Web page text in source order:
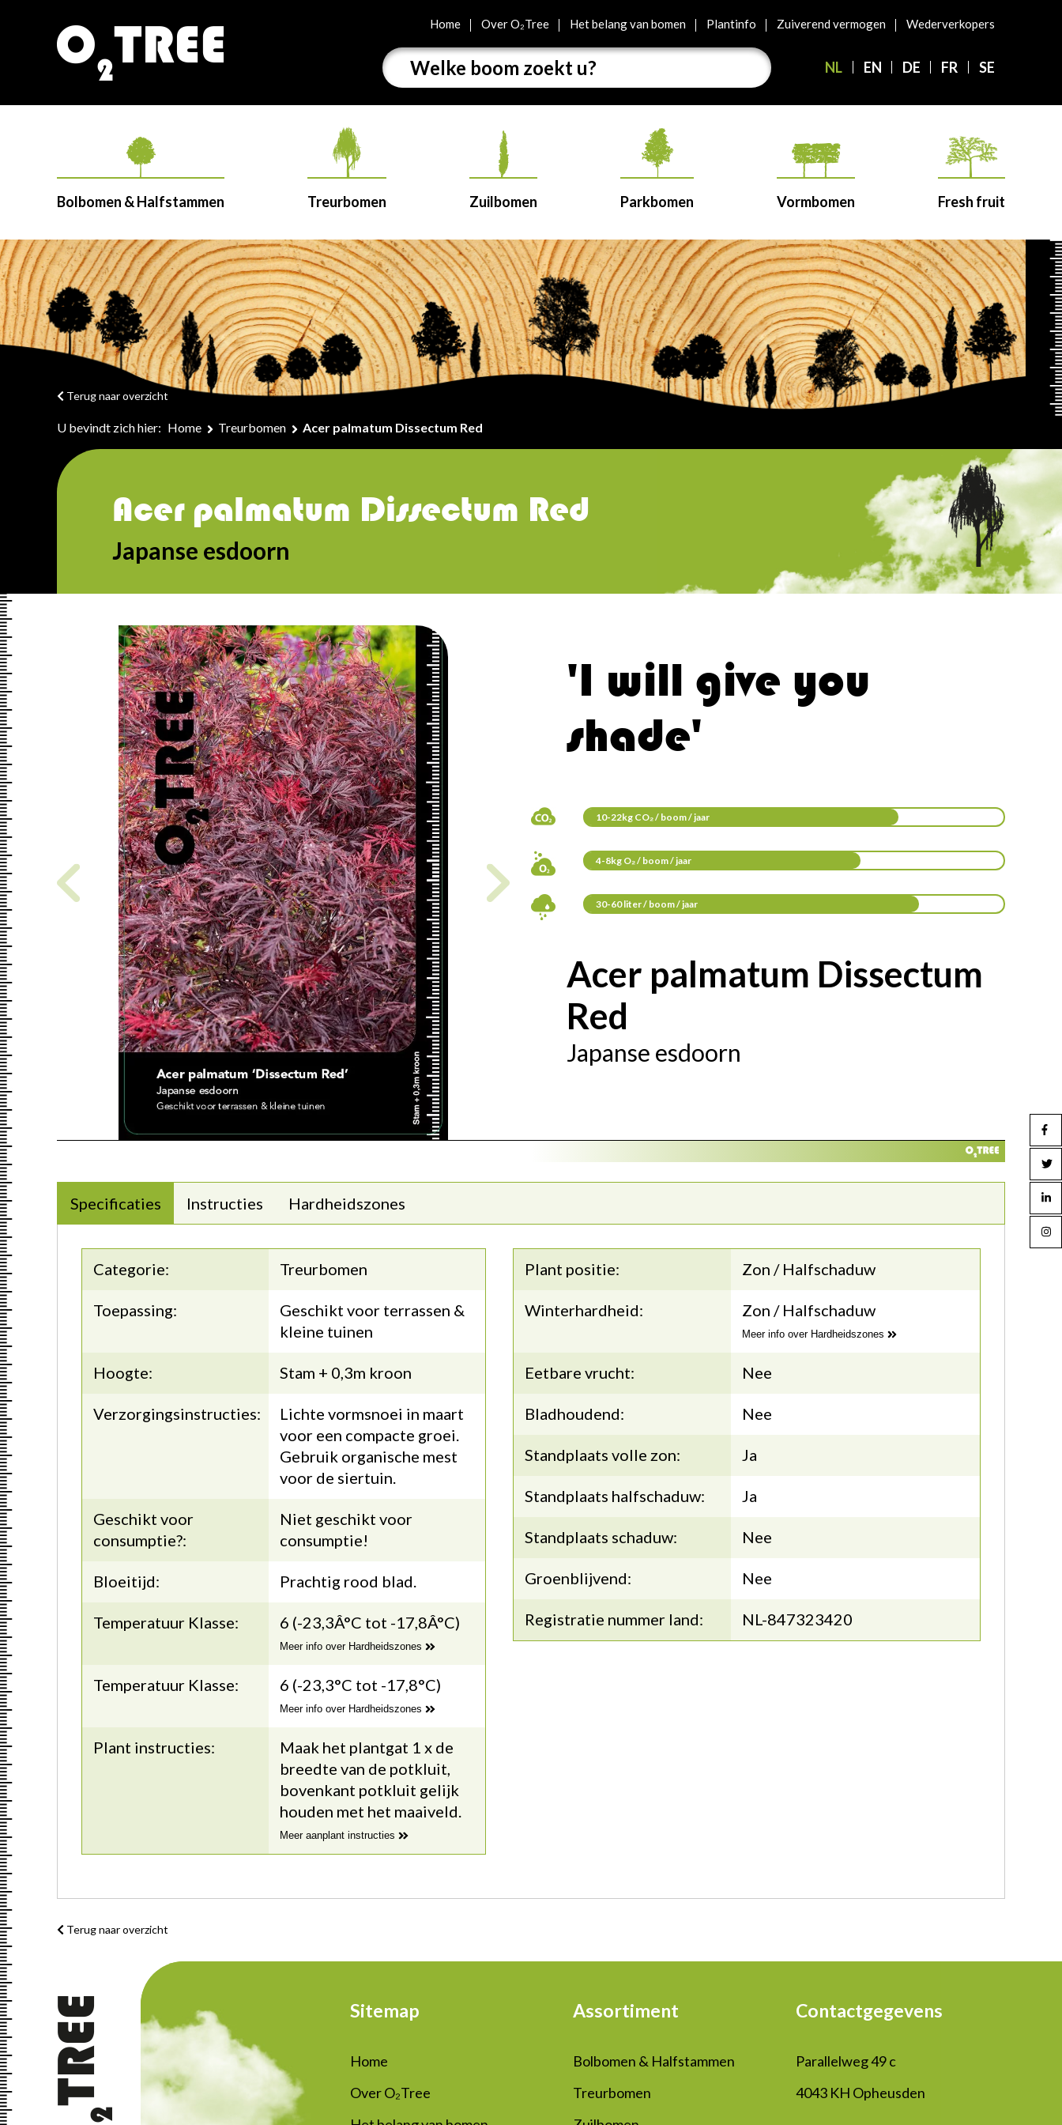
Home Over O₂Tree Het belang van bomen Plantinfo Zuiverend vermogen Wederverkopers
NL EN DE FR SE
Bolbomen & Halfstammen Treurbomen Zuilbomen Parkbomen Vormbomen Fresh fruit
U bevindt zich hier: Home Treurbomen Acer palmatum Dissectum Red
Terug naar overzicht
Acer palmatum Dissectum Red
Japanse esdoorn
'I will give you
shade'
10-22kg CO₂ / boom / jaar
4-8kg O₂ / boom / jaar
30-60 liter / boom / jaar
Acer palmatum Dissectum
Red
Japanse esdoorn
Specificaties Instructies Hardheidszones
Categorie: Treurbomen
Toepassing:
Geschikt voor terrassen &
kleine tuinen
Hoogte: Stam + 0,3m kroon
Verzorgingsinstructies:
Lichte vormsnoei in maart
voor een compacte groei.
Gebruik organische mest
voor de siertuin.
Geschikt voor
consumptie?:
Niet geschikt voor
consumptie!
Bloeitijd: Prachtig rood blad.
Temperatuur Klasse: 6 (-23,3Â°C tot -17,8Â°C)
Meer info over Hardheidszones
Temperatuur Klasse: 6 (-23,3°C tot -17,8°C)
Meer info over Hardheidszones
Plant instructies:
Maak het plantgat 1 x de
breedte van de potkluit,
bovenkant potkluit gelijk
houden met het maaiveld.
Meer aanplant instructies
Plant positie: Zon / Halfschaduw
Winterhardheid: Zon / Halfschaduw
Meer info over Hardheidszones
Eetbare vrucht: Nee
Bladhoudend: Nee
Standplaats volle zon: Ja
Standplaats halfschaduw: Ja
Standplaats schaduw: Nee
Groenblijvend: Nee
Registratie nummer land: NL-847323420
Terug naar overzicht
Sitemap
Home
Over O₂Tree
Assortiment
Bolbomen & Halfstammen
Treurbomen
Contactgegevens
Parallelweg 49 c
4043 KH Opheusden